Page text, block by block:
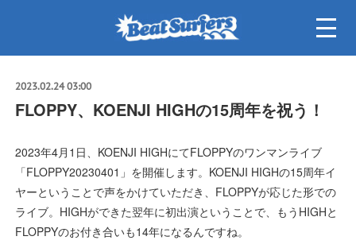
2023.02.24 03:00
FLOPPY、KOENJI HIGHの15周年を祝う！
2023年4月1日、KOENJI HIGHにてFLOPPYのワンマンライブ
「FLOPPY20230401」を開催します。KOENJI HIGHの15周年イ
ヤーということで声をかけていただき、FLOPPYが応じた形での
ライブ。HIGHができた翌年に初出演ということで、もうHIGHと
FLOPPYのお付き合いも14年になるんですね。